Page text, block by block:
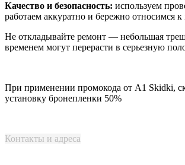
Качество и безопасность: используем
работаем аккуратно и бережно относимся
Не откладывайте ремонт — небольшая
временем могут перерасти в серьезную
При применении промокода от А1 Skidki,
установку бронепленки 50%
Контакты и адреса